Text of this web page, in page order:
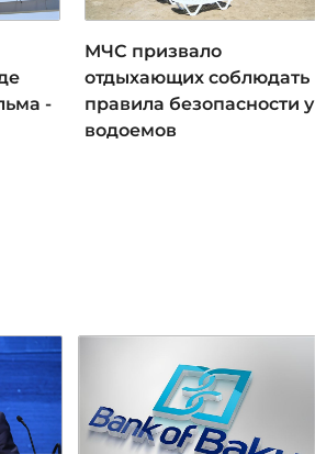
-
МЧС призвало
отдыхающих соблюдать
правила безопасности у
водоемов